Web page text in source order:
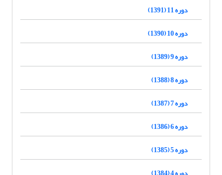
دوره 11 (1391)
دوره 10 (1390)
دوره 9 (1389)
دوره 8 (1388)
دوره 7 (1387)
دوره 6 (1386)
دوره 5 (1385)